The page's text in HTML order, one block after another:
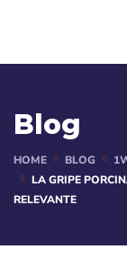
Blog
HOME BLOG
LA GRIPE
RELEVANTE